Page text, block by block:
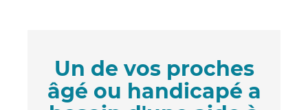
Un de vos proches
âgé ou handicapé a